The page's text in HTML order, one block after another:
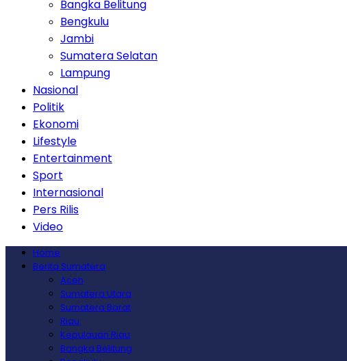
Bangka Belitung
Bengkulu
Jambi
Sumatera Selatan
Lampung
Nasional
Politik
Ekonomi
Lifestyle
Entertainment
Sport
Internasional
Pers Rilis
Video
Home
Berita Sumatera
Aceh
Sumatera Utara
Sumatera Barat
Riau
Kepulauan Riau
Bangka Belitung